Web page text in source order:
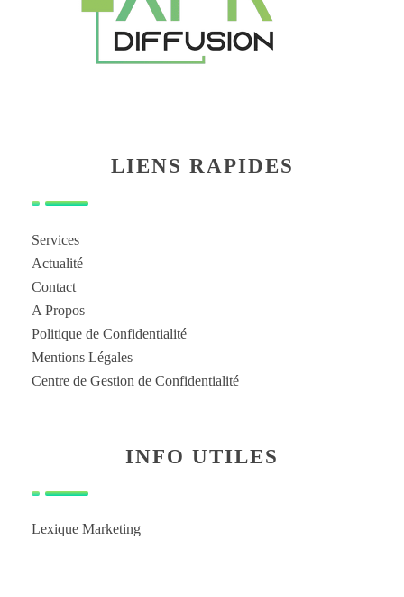
LIENS RAPIDES
Services
Actualité
Contact
A Propos
Politique de Confidentialité
Mentions Légales
Centre de Gestion de Confidentialité
INFO UTILES
Lexique Marketing